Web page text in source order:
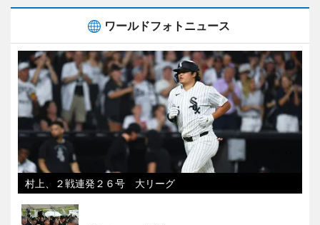
ワールドフォトニュース
村上、２戦連発２６号 大リーグ